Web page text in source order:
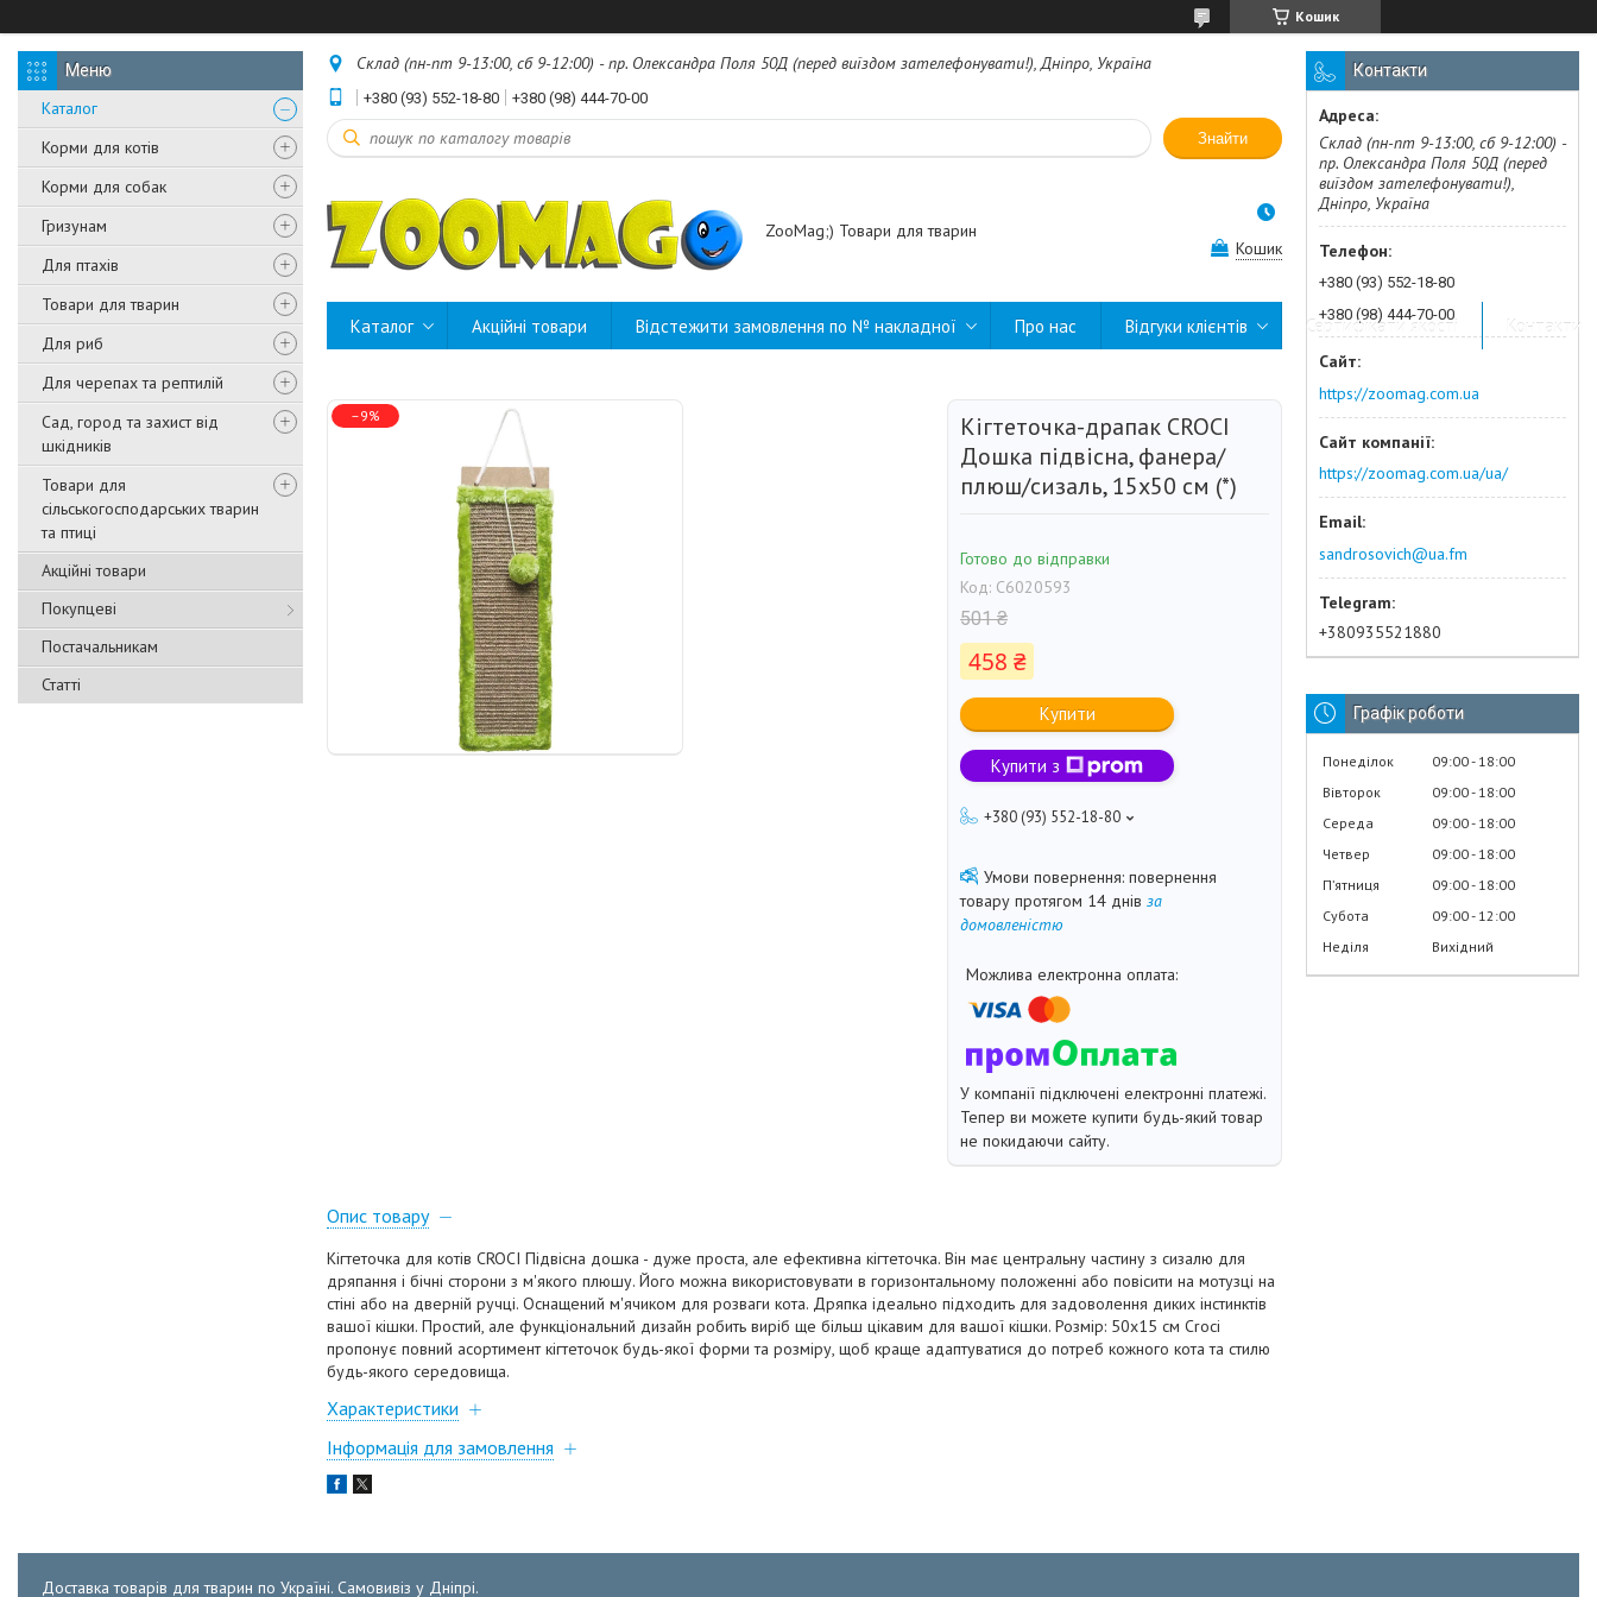
Кошик
Каталог
Корми для котів
Корми для собак
Гризунам
Для птахів
Товари для тварин
Для риб
Для черепах та рептилій
Сад, город та захист від
шкідників
Товари для
сільськогосподарських тварин
та птиці
Акційні товари
Покупцеві
Постачальникам
Статті
Склад (пн-пт 9-13:00, сб 9-12:00) - пр. Олександра Поля 50Д (перед виїздом зателефонувати!), Дніпро, Україна
+380 (93) 552-18-80 +380 (98) 444-70-00
Знайти
ZooMag;) Товари для тварин
Кошик
Каталог Акційні товари Відстежити замовлення по № накладної Про нас Відгуки клієнтів Сертифікати якості Контакти
–9%
Кігтеточка-драпак CROCI
Дошка підвісна, фанера/
плюш/сизаль, 15х50 см (*)
Готово до відправки
Код: C6020593
501 ₴
458 ₴
Купити
Купити з
+380 (93) 552-18-80
повернення
товару протягом 14 днів за
домовленістю
У компанії підключені електронні платежі.
Тепер ви можете купити будь-який товар
не покидаючи сайту.
Опис товару
Кігтеточка для котів CROCI Підвісна дошка - дуже проста, але ефективна кігтеточка. Він має центральну частину з сизалю для
дряпання і бічні сторони з м'якого плюшу. Його можна використовувати в горизонтальному положенні або повісити на мотузці на
стіні або на дверній ручці. Оснащений м'ячиком для розваги кота. Дряпка ідеально підходить для задоволення диких інстинктів
вашої кішки. Простий, але функціональний дизайн робить виріб ще більш цікавим для вашої кішки. Розмір: 50х15 см Croci
пропонує повний асортимент кігтеточок будь-якої форми та розміру, щоб краще адаптуватися до потреб кожного кота та стилю
будь-якого середовища.
Характеристики
Інформація для замовлення
Контакти
Склад (пн-пт 9-13:00, сб 9-12:00) -
пр. Олександра Поля 50Д (перед
виїздом зателефонувати!),
Дніпро, Україна
+380 (93) 552-18-80
+380 (98) 444-70-00
https://zoomag.com.ua
https://zoomag.com.ua/ua/
sandrosovich@ua.fm
+380935521880
Графік роботи
Понеділок 09:00 18:00
Вівторок
09:00 18:00
Середа
09:00 18:00
Четвер
09:00 18:00
Пʼятниця
09:00 18:00
Субота
09:00 12:00
Неділя
Вихідний
Доставка товарів для тварин по Україні. Самовивіз у Дніпрі.